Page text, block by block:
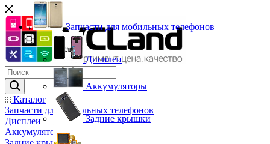
Каталог
Запчасти для мобильных телефонов
Дисплеи
Аккумуляторы
Запчасти для мобильных телефонов
Дисплеи
Аккумуляторы
Задние крышки